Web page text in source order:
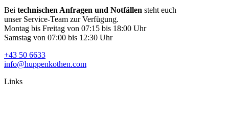
Bei technischen Anfragen und Notfällen steht euch
unser Service-Team zur Verfügung.
Montag bis Freitag von 07:15 bis 18:00 Uhr
Samstag von 07:00 bis 12:30 Uhr
+43 50 6633
info@huppenkothen.com
Links